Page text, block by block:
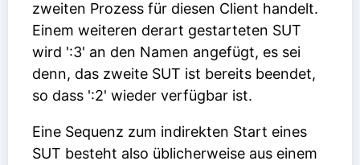
zweiten Prozess für diesen Client handelt.
Einem weiteren derart gestarteten SUT
wird ':3' an den Namen angefügt, es sei
denn, das zweite SUT ist bereits beendet,
so dass ':2' wieder verfügbar ist.
Eine Sequenz zum indirekten Start eines
SUT besteht also üblicherweise aus einem